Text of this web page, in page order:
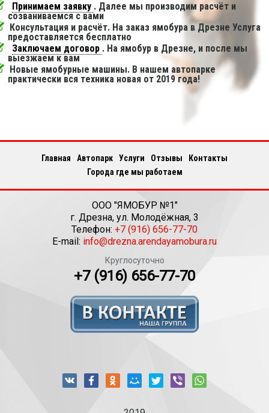
Принимаем заявку . Далее мы производим расчёт и
созваниваемся с вами
Консультация и расчёт. На заказ ямобура в Дрезне Услуга
предоставляется бесплатно
Заключаем договор . На ямобур в Дрезне, и после мы
выезжаем к вам
Новые ямобурные машины. В нашем автопарке
практически вся техника новая от 2019 года!
Главная Автопарк Услуги Отзывы
Контакты
Города где мы работаем
ООО "ЯМОБУР №1"
г. Дрезна, ул. Молодёжная, 3
Телефон: +7 (916) 656-77-70
E-mail: info@drezna.arendayamobura.ru
Круглосуточно
+7 (916) 656-77-70